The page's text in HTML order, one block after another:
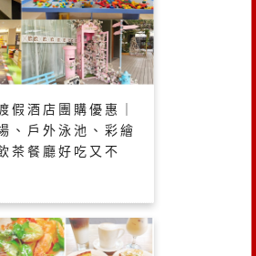
假酒店團購優惠｜
、戶外泳池、彩繪
茶餐廳好吃又不